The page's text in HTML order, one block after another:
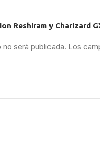
Reshiram y Charizard
será publicada. Los